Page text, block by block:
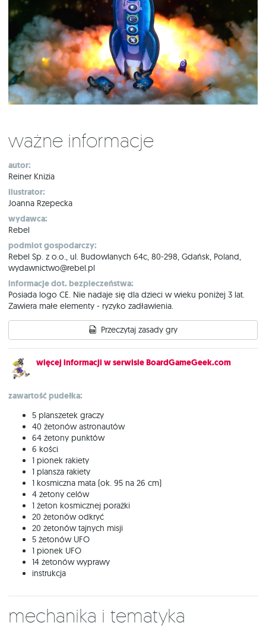
Ważne informacje
autor:
Reiner Knizia
ilustrator:
Joanna Rzepecka
wydawca:
Rebel
podmiot gospodarczy:
Rebel Sp. z o.o., ul. Budowlanych 64c, 80-298, Gdańsk, Poland,
wydawnictwo@rebel.pl
informacje dot. bezpieczeństwa:
Posiada logo CE. Nie nadaje się dla dzieci w wieku poniżej 3 lat.
Zawiera małe elementy - ryzyko zadławienia.
Przeczytaj zasady gry
więcej informacji w serwisie BoardGameGeek.com
zawartość pudełka:
5 planszetek graczy
40 żetonów astronautów
64 żetony punktów
6 kości
1 pionek rakiety
1 plansza rakiety
1 kosmiczna mata (ok. 95 na 26 cm)
4 żetony celów
1 żeton kosmicznej porażki
20 żetonów odkryć
20 żetonów tajnych misji
5 żetonów UFO
1 pionek UFO
14 żetonów wyprawy
instrukcja
Mechanika i tematyka